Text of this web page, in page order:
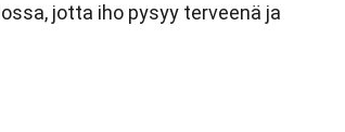
jotta iho pysyy terveenä ja